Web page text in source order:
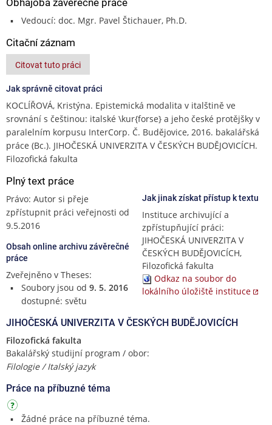
Vedoucí: doc. Mgr. Pavel Štichauer, Ph.D.
Citační záznam
Citovat tuto práci
Jak správně citovat práci
KOCLÍŘOVÁ, Kristýna. Epistemická modalita v italštině ve
srovnání s češtinou: italské \kur{forse} a jeho české protějšky v
paralelním korpusu InterCorp. Č. Budějovice, 2016. bakalářská
práce (Bc.). JIHOČESKÁ UNIVERZITA V ČESKÝCH BUDĚJOVICÍCH.
Filozofická fakulta
Plný text práce
Právo: Autor si přeje
zpřístupnit práci veřejnosti od
9.5.2016
Obsah online archivu závěrečné
práce
Zveřejněno v Theses:
Soubory jsou od 9. 5. 2016
dostupné: světu
Jak jinak získat přístup k textu
Instituce archivující a
zpřístupňující práci:
JIHOČESKÁ UNIVERZITA V
ČESKÝCH BUDĚJOVICÍCH,
Filozofická fakulta
Odkaz na soubor do
lokálního úložiště instituce
JIHOČESKÁ UNIVERZITA V ČESKÝCH BUDĚJOVICÍCH
Filozofická fakulta
Bakalářský studijní program / obor:
Filologie / Italský jazyk
Práce na příbuzné téma
Žádné práce na příbuzné téma.